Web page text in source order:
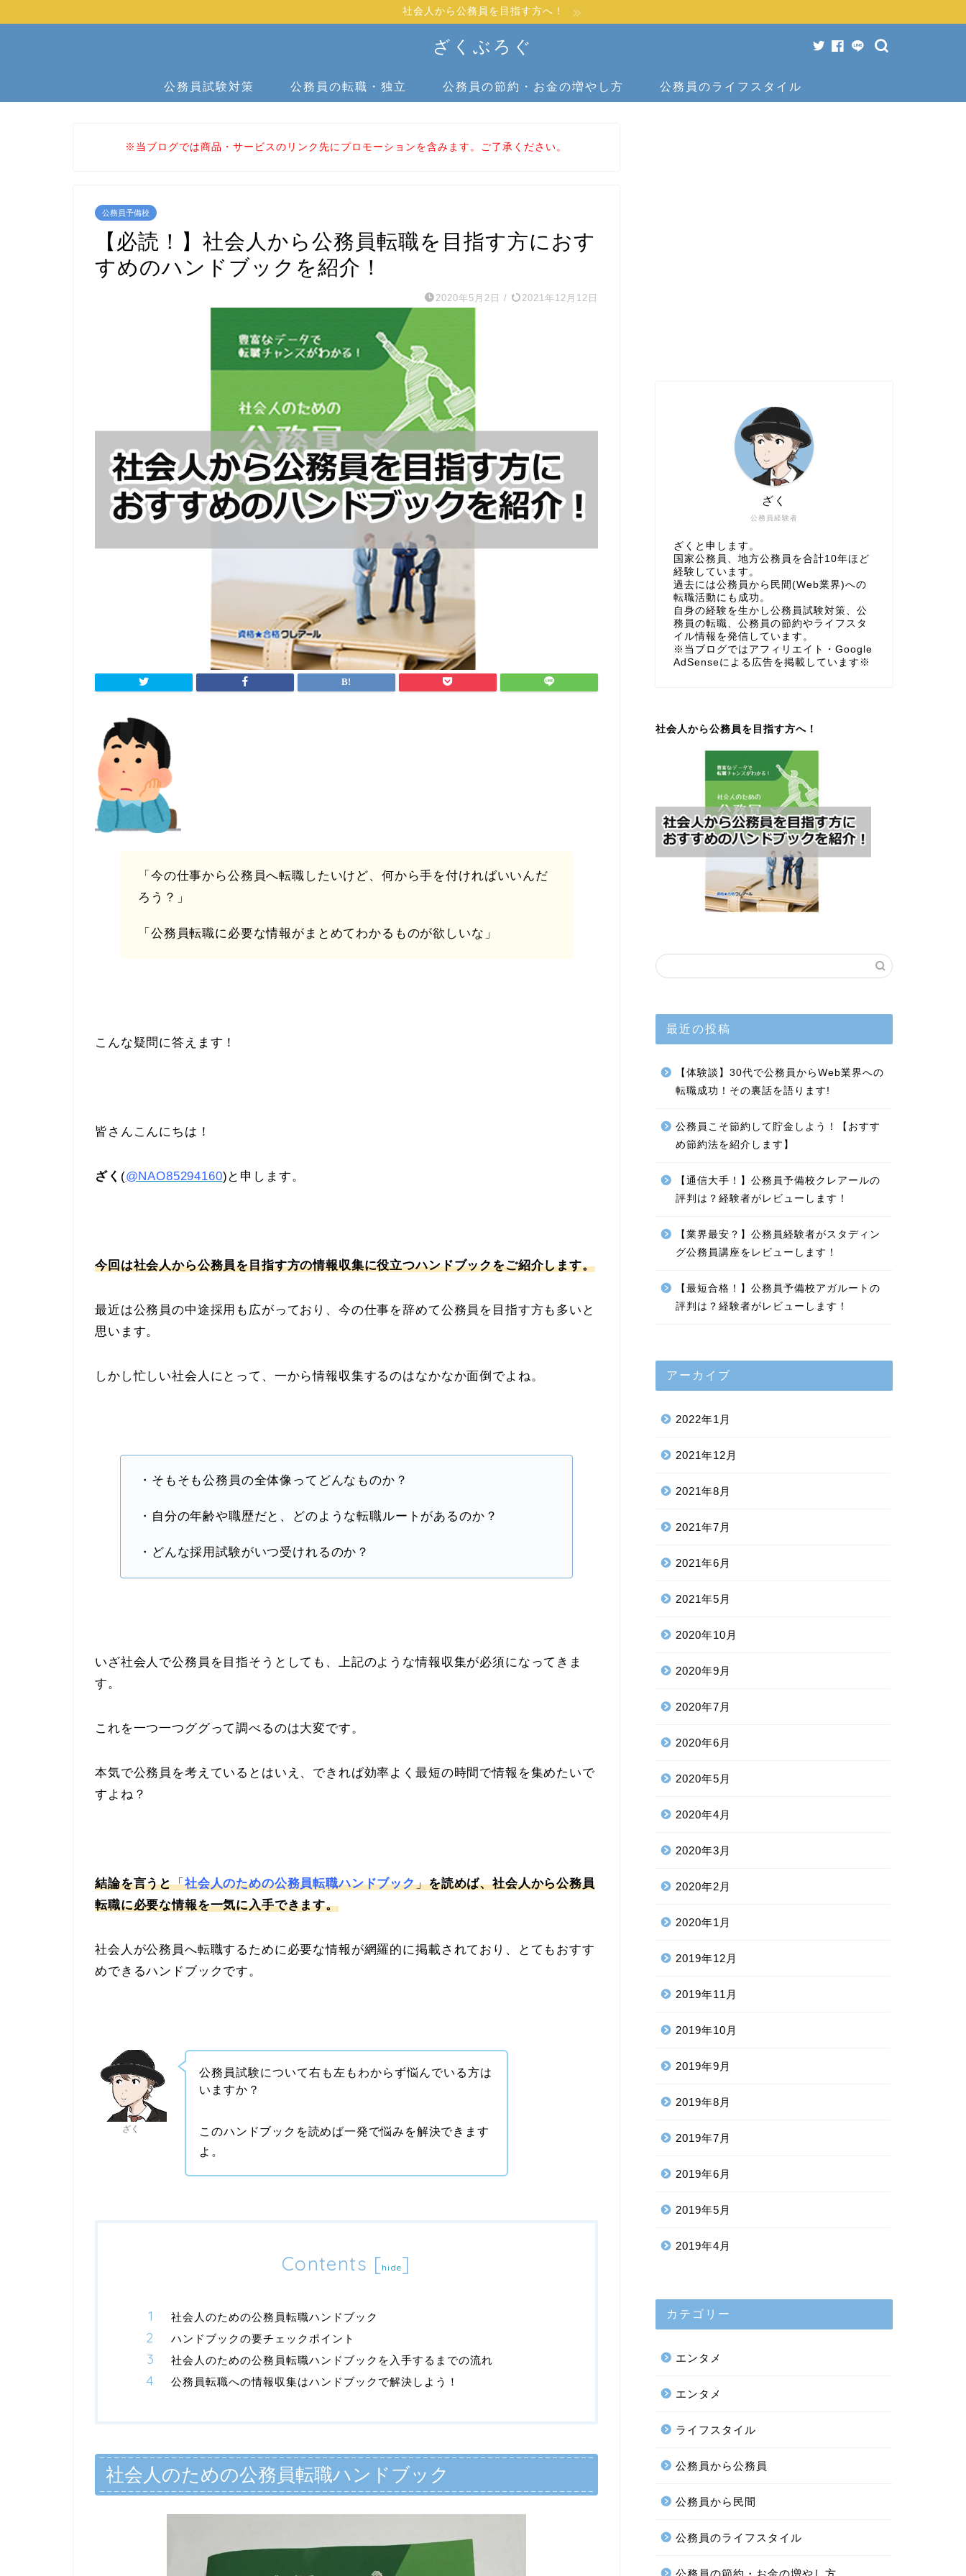
社会人から公務員を目指す方へ！
ざくぶろぐ
公務員試験対策 公務員の転職・独立 公務員の節約・お金の増やし方 公務員のライフスタイル
※当ブログでは商品・サービスのリンク先にプロモーションを含みます。ご了承ください。
公務員予備校
【必読！】社会人から公務員転職を目指す方におす
すめのハンドブックを紹介！
2020年5月2日 / 2021年12月12日
「今の仕事から公務員へ転職したいけど、何から手を付ければいいんだ
ろう？」
「公務員転職に必要な情報がまとめてわかるものが欲しいな」
こんな疑問に答えます！
皆さんこんにちは！
ざく (@NAO85294160)と申します。
今回は社会人から公務員を目指す方の情報収集に役立つハンドブックをご紹介します。
最近は公務員の中途採用も広がっており、今の仕事を辞めて公務員を目指す方も多いと
思います。
しかし忙しい社会人にとって、一から情報収集するのはなかなか面倒でよね。
・そもそも公務員の全体像ってどんなものか？
・自分の年齢や職歴だと、どのような転職ルートがあるのか？
・どんな採用試験がいつ受けれるのか？
いざ社会人で公務員を目指そうとしても、上記のような情報収集が必須になってきま
す。
これを一つ一つググって調べるのは大変です。
本気で公務員を考えているとはいえ、できれば効率よく最短の時間で情報を集めたいで
すよね？
結論を言うと「社会人のための公務員転職ハンドブック」を読めば、社会人から公務員
転職に必要な情報を一気に入手できます。
社会人が公務員へ転職するために必要な情報が網羅的に掲載されており、とてもおすす
めできるハンドブックです。
ざく
公務員試験について右も左もわからず悩んでいる方は
いますか？
このハンドブックを読めば一発で悩みを解決できます
よ。
Contents [hide]
社会人のための公務員転職ハンドブック
ハンドブックの要チェックポイント
社会人のための公務員転職ハンドブックを入手するまでの流れ
公務員転職への情報収集はハンドブックで解決しよう！
社会人のための公務員転職ハンドブック
公務員経験者
ざく
ざくと申します。
国家公務員、地方公務員を合計10年ほど
経験しています。
過去には公務員から民間(Web業界)への
転職活動にも成功。
自身の経験を生かし公務員試験対策、公
務員の転職、公務員の節約やライフスタ
イル情報を発信しています。
※当ブログではアフィリエイト・Google
AdSenseによる広告を掲載しています※
社会人から公務員を目指す方へ！
最近の投稿
【体験談】30代で公務員からWeb業界への
転職成功！その裏話を語ります!
公務員こそ節約して貯金しよう！【おすす
め節約法を紹介します】
【通信大手！】公務員予備校クレアールの
評判は？経験者がレビューします！
【業界最安？】公務員経験者がスタディン
グ公務員講座をレビューします！
【最短合格！】公務員予備校アガルートの
評判は？経験者がレビューします！
アーカイブ
2022年1月
2021年12月
2021年8月
2021年7月
2021年6月
2021年5月
2020年10月
2020年9月
2020年7月
2020年6月
2020年5月
2020年4月
2020年3月
2020年2月
2020年1月
2019年12月
2019年11月
2019年10月
2019年9月
2019年8月
2019年7月
2019年6月
2019年5月
2019年4月
カテゴリー
エンタメ
エンタメ
ライフスタイル
公務員から公務員
公務員から民間
公務員のライフスタイル